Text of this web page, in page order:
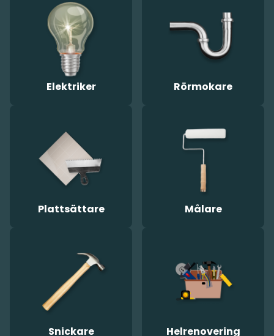
Elektriker Rörmokare
Plattsättare Målare
Snickare Helrenovering